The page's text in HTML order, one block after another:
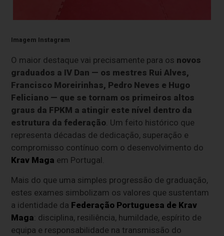
Imagem Instagram
O maior destaque vai precisamente para os novos
graduados a IV Dan — os mestres Rui Alves,
Francisco Moreirinhas, Pedro Neves e Hugo
Feliciano — que se tornam os primeiros altos
graus da FPKM a atingir este nível dentro da
estrutura da federação. Um feito histórico que
representa décadas de dedicação, superação e
compromisso contínuo com o desenvolvimento do
Krav Maga em Portugal.
Mais do que uma simples progressão de graduação,
estes exames simbolizam os valores que sustentam
a identidade da Federação Portuguesa de Krav
Maga: disciplina, resiliência, humildade, espírito de
equipa e responsabilidade na transmissão do